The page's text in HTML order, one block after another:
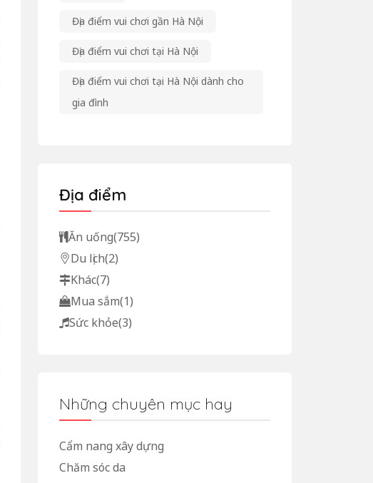
Địa điểm vui chơi gần Hà Nội
Địa điểm vui chơi tại Hà Nội
Địa điểm vui chơi tại Hà Nội dành cho
gia đình
Địa điểm
Ăn uống(755)
Du lịch(2)
Khác(7)
Mua sắm(1)
Sức khỏe(3)
Những chuyên mục hay
Cẩm nang xây dựng
Chăm sóc da